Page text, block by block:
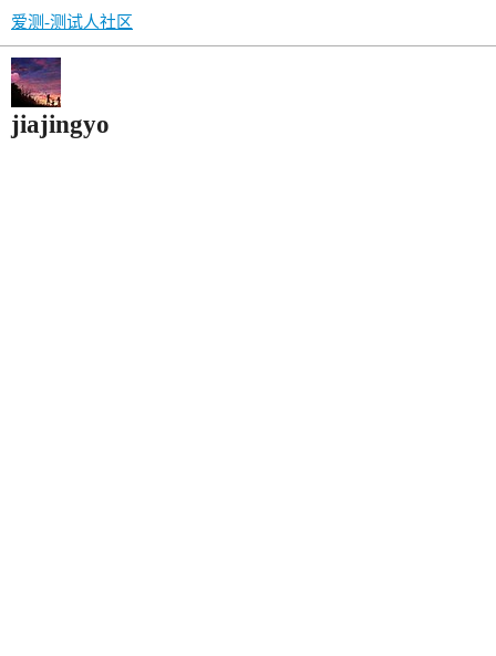
爱测-测试人社区
jiajingyo